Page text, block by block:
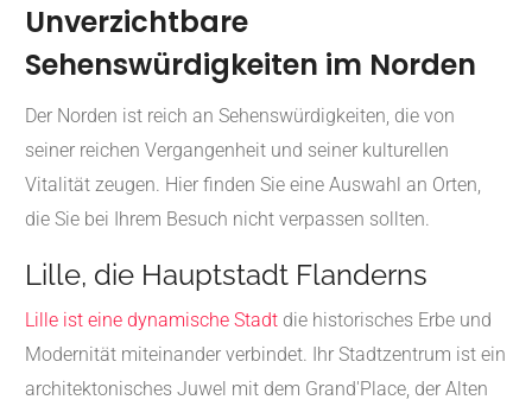
Unverzichtbare
Sehenswürdigkeiten im Norden
Der Norden ist reich an Sehenswürdigkeiten, die von
seiner reichen Vergangenheit und seiner kulturellen
Vitalität zeugen. Hier finden Sie eine Auswahl an Orten,
die Sie bei Ihrem Besuch nicht verpassen sollten.
Lille, die Hauptstadt Flanderns
Lille ist eine dynamische Stadt die historisches Erbe und
Modernität miteinander verbindet. Ihr Stadtzentrum ist ein
architektonisches Juwel mit dem Grand'Place, der Alten